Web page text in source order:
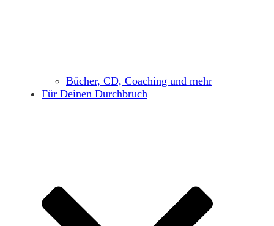
Bücher, CD, Coaching und mehr
Für Deinen Durchbruch